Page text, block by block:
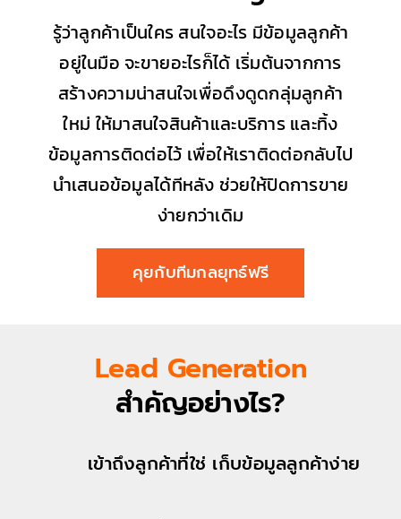
รู้ว่าลูกค้าเป็นใคร สนใจอะไร มีข้อมูลลูกค้า
อยู่ในมือ จะขายอะไรก็ได้ เริ่มต้นจากการ
สร้างความน่าสนใจเพื่อดึงดูดกลุ่มลูกค้า
ใหม่ ให้มาสนใจสินค้าและบริการ และทิ้ง
ข้อมูลการติดต่อไว้ เพื่อให้เราติดต่อกลับไป
นำเสนอข้อมูลได้ทีหลัง ช่วยให้ปิดการขาย
ง่ายกว่าเดิม
คุยกับทีมกลยุทธ์ฟรี
Lead Generation
สำคัญอย่างไร?
เข้าถึงลูกค้าที่ใช่ เก็บข้อมูลลูกค้าง่าย